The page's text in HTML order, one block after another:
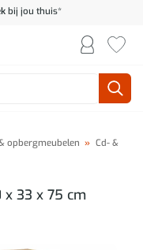
bij jou thuis*
opbergmeubelen » Cd- &
x 33 x 75 cm